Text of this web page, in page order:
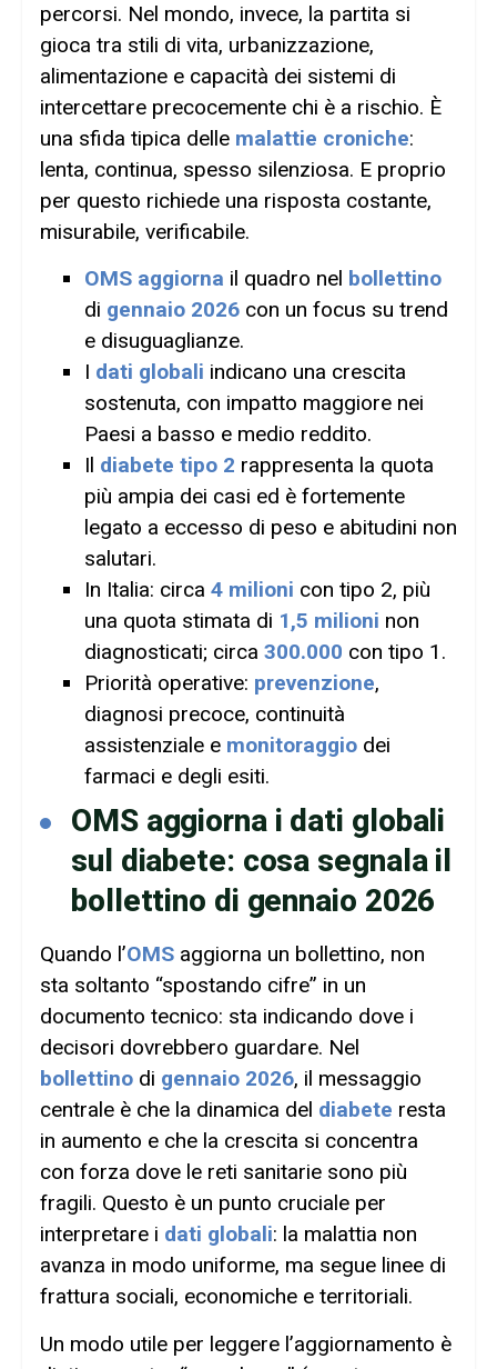
percorsi. Nel mondo, invece, la partita si
gioca tra stili di vita, urbanizzazione,
alimentazione e capacità dei sistemi di
intercettare precocemente chi è a rischio. È
una sfida tipica delle malattie croniche:
lenta, continua, spesso silenziosa. E proprio
per questo richiede una risposta costante,
misurabile, verificabile.
OMS aggiorna il quadro nel bollettino
di gennaio 2026 con un focus su trend
e disuguaglianze.
I dati globali indicano una crescita
sostenuta, con impatto maggiore nei
Paesi a basso e medio reddito.
Il diabete tipo 2 rappresenta la quota
più ampia dei casi ed è fortemente
legato a eccesso di peso e abitudini non
salutari.
In Italia: circa 4 milioni con tipo 2, più
una quota stimata di 1,5 milioni non
diagnosticati; circa 300.000 con tipo 1.
Priorità operative: prevenzione,
diagnosi precoce, continuità
assistenziale e monitoraggio dei
farmaci e degli esiti.
OMS aggiorna i dati globali
sul diabete: cosa segnala il
bollettino di gennaio 2026
Quando l’OMS aggiorna un bollettino, non
sta soltanto “spostando cifre” in un
documento tecnico: sta indicando dove i
decisori dovrebbero guardare. Nel
bollettino di gennaio 2026, il messaggio
centrale è che la dinamica del diabete resta
in aumento e che la crescita si concentra
con forza dove le reti sanitarie sono più
fragili. Questo è un punto cruciale per
interpretare i dati globali: la malattia non
avanza in modo uniforme, ma segue linee di
frattura sociali, economiche e territoriali.
Un modo utile per leggere l’aggiornamento è